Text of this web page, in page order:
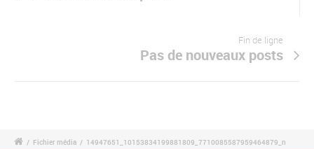
Fin de ligne
Pas de nouveaux posts
/ Fichier média / 14947651_10153834199881809_7710085587959464879_n